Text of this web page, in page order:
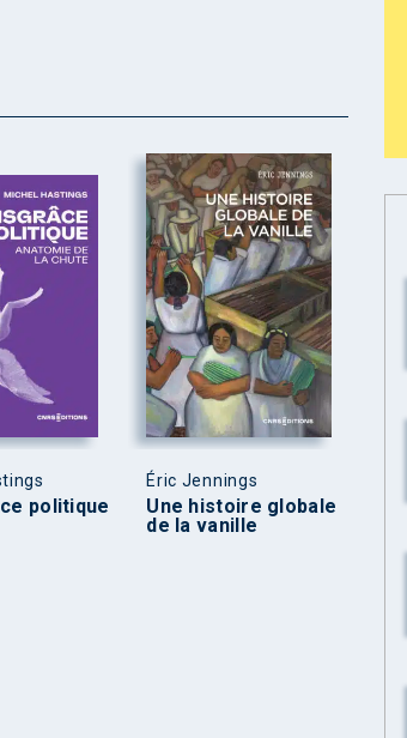
politique
Éric Jennings
Une histoire globale
de la vanille